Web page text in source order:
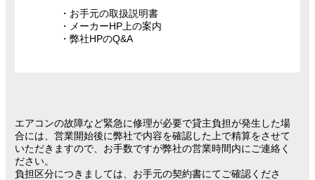
・お手元の取扱説明書
・メーカーHP上の案内
・弊社HPのQ&A
エアコンの故障など緊急に修理が必要で貸主負担が発生した場
合には、営業開始後に弊社で内容を確認した上で精算をさせて
いただきますので、お手数ですが弊社の営業時間内にご連絡く
ださい。
負担区分につきましては、お手元の契約書にてご確認くださ